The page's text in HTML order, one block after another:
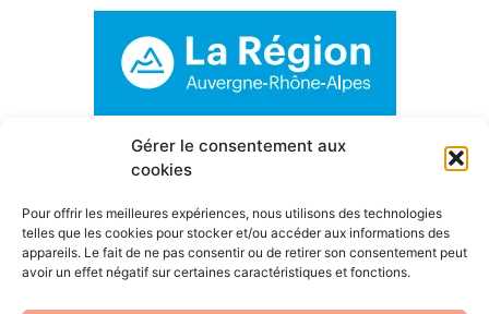
Gérer le consentement aux
cookies
Pour offrir les meilleures expériences, nous utilisons des technologies
telles que les cookies pour stocker et/ou accéder aux informations des
appareils. Le fait de ne pas consentir ou de retirer son consentement peut
avoir un effet négatif sur certaines caractéristiques et fonctions.